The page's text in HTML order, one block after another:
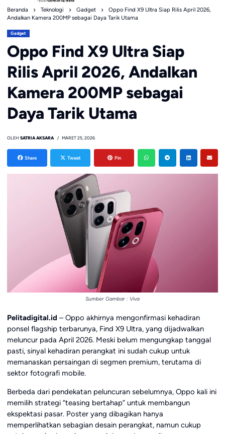
Beranda Teknologi Gadget
Oppo Find X9 Ultra Siap Rilis April 2026,
Andalkan Kamera 200MP sebagai Daya Tarik Utama
Gadget
Oppo Find X9 Ultra Siap
Rilis April 2026, Andalkan
Kamera 200MP sebagai
Daya Tarik Utama
OLEH SATRIA AKSARA MARET 25, 2026
Share Tweet Pin
Sumber Gambar : Viva
Pelitadigital.id –Oppo akhirnya mengonfirmasi kehadiran
ponsel flagship terbarunya, Find X9 Ultra, yang dijadwalkan
meluncur pada April 2026. Meski belum mengungkap tanggal
pasti, sinyal kehadiran perangkat ini sudah cukup untuk
memanaskan persaingan di segmen premium, terutama di
sektor fotografi mobile.
Berbeda dari pendekatan peluncuran sebelumnya, Oppo kali ini
memilih strategi “teasing bertahap” untuk membangun
ekspektasi pasar. Poster yang dibagikan hanya
memperlihatkan sebagian desain perangkat, namun cukup